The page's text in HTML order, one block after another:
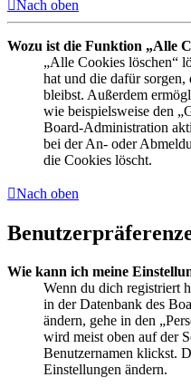
Nach oben
Wozu ist die Funktion „Alle
„Alle Cookies löschen“
hat und die dafür sorgen,
bleibst. Außerdem
wie beispielsweise den
Board-Administration
bei der An- oder
die Cookies löscht.
Nach oben
Wie kann ich meine
Wenn du dich registriert
in der Datenbank des
ändern, gehe in den
wird meist oben auf der
Benutzernamen klickst.
Einstellungen ändern.